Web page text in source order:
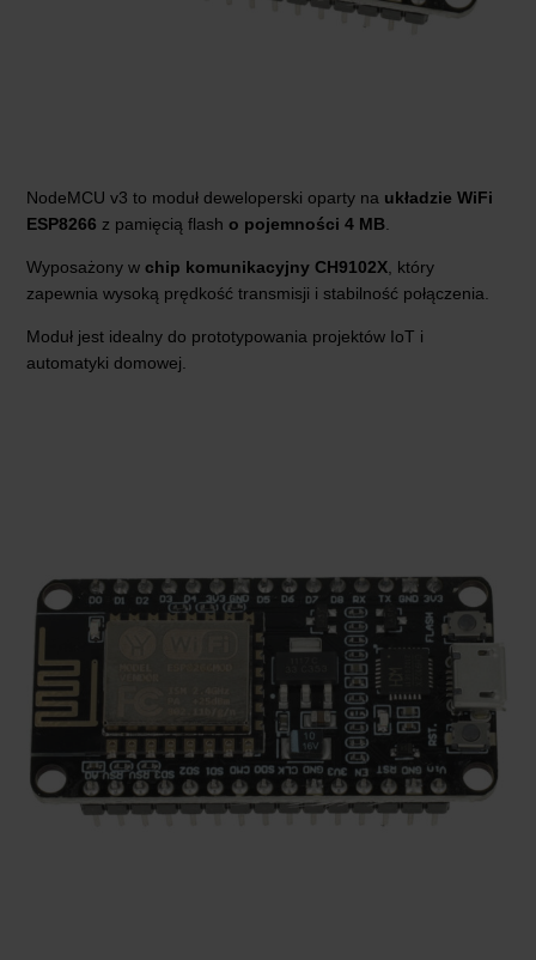
NodeMCU v3 to moduł deweloperski oparty na układzie WiFi
ESP8266 z pamięcią flash o pojemności 4 MB
Wyposażony w chip komunikacyjny CH9102X , który
zapewnia wysoką prędkość transmisji i stabilność połączenia.
Moduł jest idealny do prototypowania projektów IoT i
automatyki domowej.